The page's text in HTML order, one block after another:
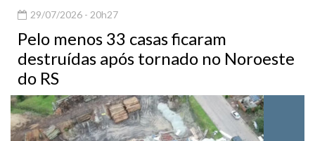
29/07/2026 - 20h27
Pelo menos 33 casas ficaram
destruídas após tornado no Noroeste
do RS